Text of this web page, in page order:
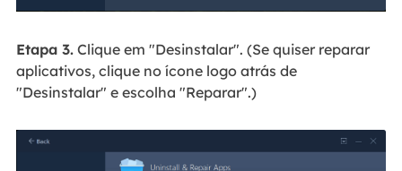
Etapa 3.Clique em "Desinstalar". (Se quiser reparar
aplicativos, clique no ícone logo atrás de
"Desinstalar" e escolha "Reparar".)